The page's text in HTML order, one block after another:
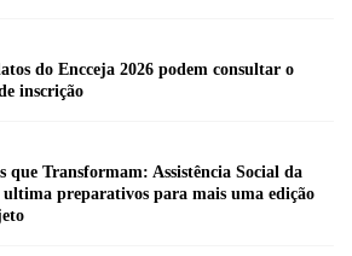
do Encceja 2026 podem consultar o
inscrição
que Transformam: Assistência Social da
preparativos para mais uma edição